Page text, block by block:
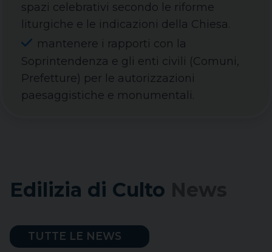
spazi celebrativi secondo le riforme
liturgiche e le indicazioni della Chiesa.
mantenere i rapporti con la
Soprintendenza e gli enti civili (Comuni,
Prefetture) per le autorizzazioni
paesaggistiche e monumentali.
Edilizia di Culto
TUTTE LE NEWS